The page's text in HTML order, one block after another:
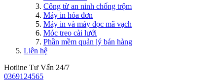
Công từ an ninh chống trộm
Máy in hóa đơn
Máy in và máy đọc mã vạch
Móc treo cài lưới
Phần mềm quản lý bán hàng
Liên hệ
Hotline Tư Vấn 24/7
0369124565